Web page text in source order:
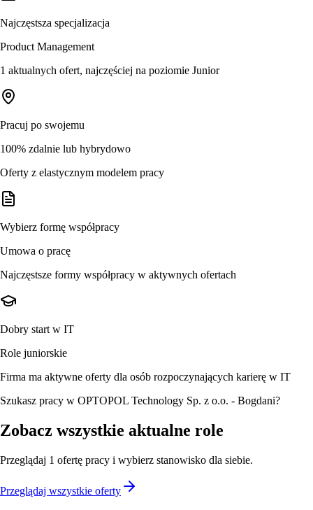
Najczęstsza specjalizacja
Product Management
1 aktualnych ofert, najczęściej na poziomie Junior
Pracuj po swojemu
100% zdalnie lub hybrydowo
Oferty z elastycznym modelem pracy
Wybierz formę współpracy
Umowa o pracę
Najczęstsze formy współpracy w aktywnych ofertach
Dobry start w IT
Role juniorskie
Firma ma aktywne oferty dla osób rozpoczynających karierę w IT
Szukasz pracy w OPTOPOL Technology Sp. z o.o. - Bogdani?
Zobacz wszystkie aktualne role
Przeglądaj 1 ofertę pracy i wybierz stanowisko dla siebie.
Przeglądaj wszystkie oferty